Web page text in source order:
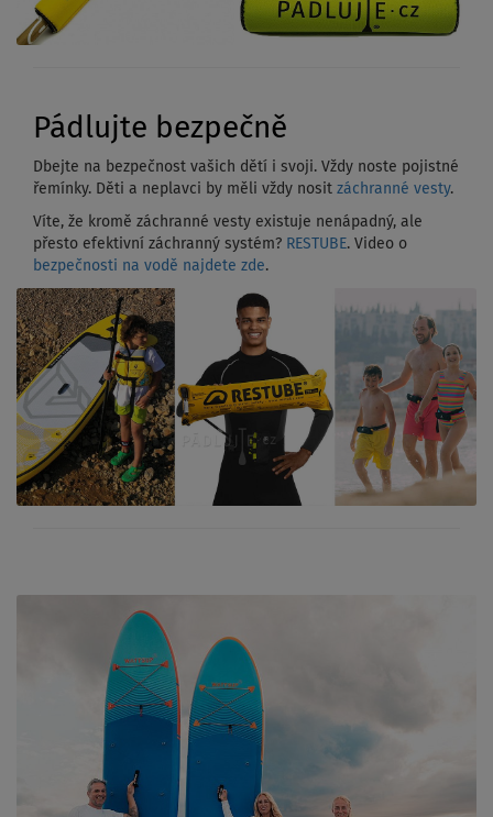
Pádlujte bezpečně
Dbejte na bezpečnost vašich dětí i svoji. Vždy noste pojistné
řemínky. Děti a neplavci by měli vždy nosit záchranné vesty.
Víte, že kromě záchranné vesty existuje nenápadný, ale
přesto efektivní záchranný systém? RESTUBE. Video o
bezpečnosti na vodě najdete zde.